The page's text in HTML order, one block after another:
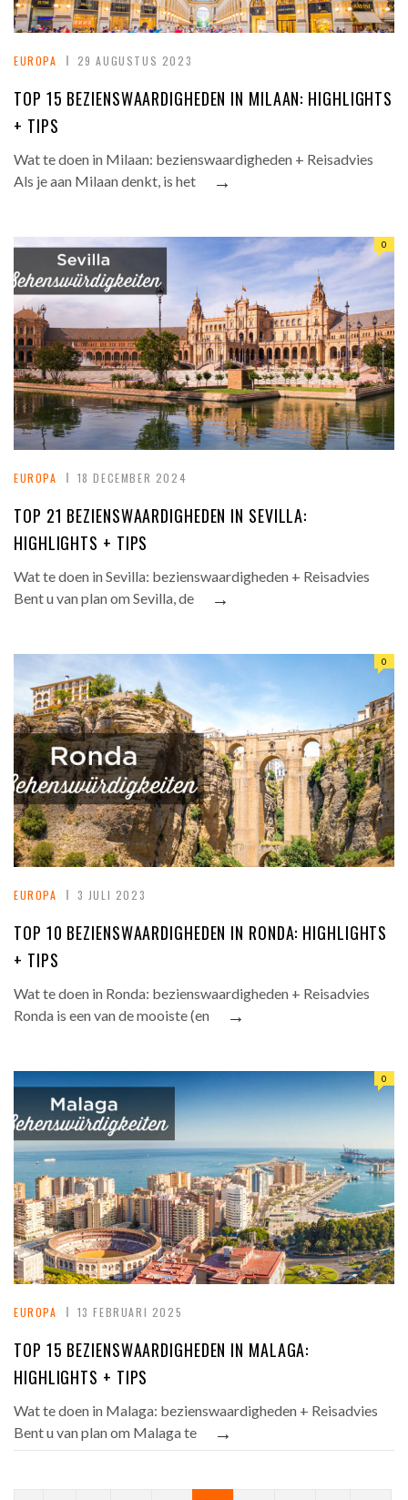
EUROPA 29 AUGUSTUS 2023
TOP 15 BEZIENSWAARDIGHEDEN IN MILAAN: HIGHLIGHTS
+ TIPS
Wat te doen in Milaan: bezienswaardigheden + Reisadvies
Als je aan Milaan denkt, is het
→
EUROPA 18 DECEMBER 2024
0
TOP 21 BEZIENSWAARDIGHEDEN IN SEVILLA:
HIGHLIGHTS + TIPS
Wat te doen in Sevilla: bezienswaardigheden + Reisadvies
Bent u van plan om Sevilla, de
→
EUROPA 3 JULI 2023
0
TOP 10 BEZIENSWAARDIGHEDEN IN RONDA: HIGHLIGHTS
+ TIPS
Wat te doen in Ronda: bezienswaardigheden + Reisadvies
Ronda is een van de mooiste (en
→
EUROPA 13 FEBRUARI 2025
0
TOP 15 BEZIENSWAARDIGHEDEN IN MALAGA:
HIGHLIGHTS + TIPS
Wat te doen in Malaga: bezienswaardigheden + Reisadvies
Bent u van plan om Malaga te
→